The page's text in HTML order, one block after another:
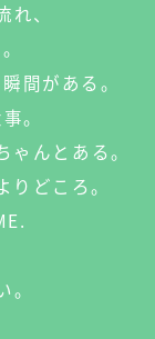
、
間がある。
。
んとある。
どころ。